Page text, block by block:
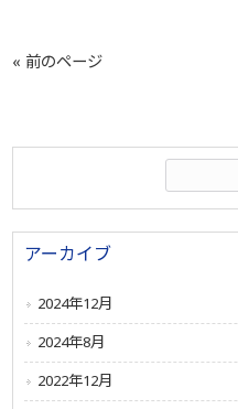
« 前のページ
アーカイブ
2024年12月
2024年8月
2022年12月